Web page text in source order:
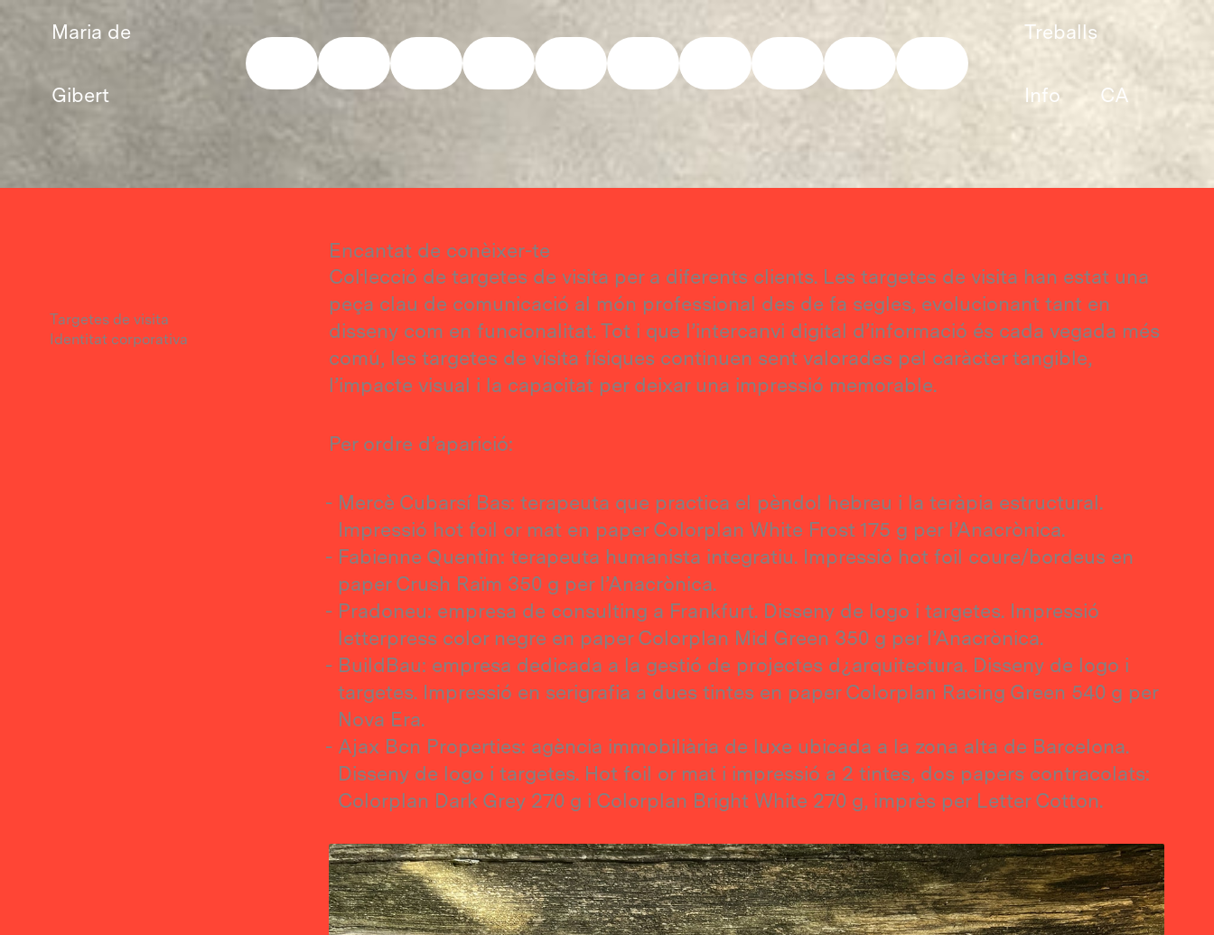
al
Maria de
Gibert
Treballs
Info CA
Encantat de conèixer-te
Targetes de visita
Identitat corporativa
Encantat de conèixer-te
Col·lecció de targetes de visita per a diferents clients. Les targetes de visita han estat una
peça clau de comunicació al món professional des de fa segles, evolucionant tant en
disseny com en funcionalitat. Tot i que l’intercanvi digital d’informació és cada vegada més
comú, les targetes de visita físiques continuen sent valorades pel caràcter tangible,
l’impacte visual i la capacitat per deixar una impressió memorable.
Per ordre d’aparició:
Mercè Cubarsí Bas: terapeuta que practica el pèndol hebreu i la teràpia estructural.
Impressió hot foil or mat en paper Colorplan White Frost 175 g per l’Anacrònica.
Fabienne Quentin: terapeuta humanista integratiu. Impressió hot foil coure/bordeus en
paper Crush Raïm 350 g per l’Anacrònica.
Pradoneu: empresa de consulting a Frankfurt. Disseny de logo i targetes. Impressió
letterpress color negre en paper Colorplan Mid Green 350 g per l’Anacrònica.
BuildBau: empresa dedicada a la gestió de projectes d¿arquitectura. Disseny de logo i
targetes. Impressió en serigrafia a dues tintes en paper Colorplan Racing Green 540 g per
Nova Era.
Ajax Bcn Properties: agència immobiliària de luxe ubicada a la zona alta de Barcelona.
Disseny de logo i targetes. Hot foil or mat i impressió a 2 tintes, dos papers contracolats:
Colorplan Dark Grey 270 g i Colorplan Bright White 270 g, imprès per Letter Cotton.